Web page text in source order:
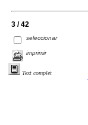
3 / 42
seleccionar
imprimir
Text complet